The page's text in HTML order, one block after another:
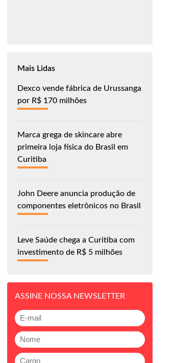
Mais Lidas
Dexco vende fábrica de Urussanga
por R$ 170 milhões
Marca grega de skincare abre
primeira loja física do Brasil em
Curitiba
John Deere anuncia produção de
componentes eletrônicos no Brasil
Leve Saúde chega a Curitiba com
investimento de R$ 5 milhões
ASSINE NOSSA NEWSLETTER